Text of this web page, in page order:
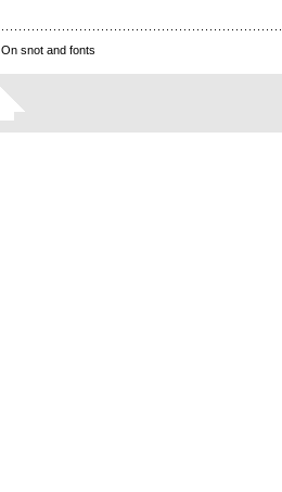
On snot and fonts